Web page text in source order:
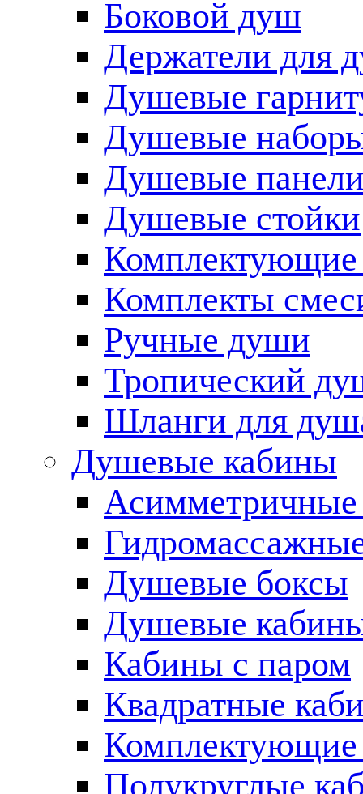
Боковой душ
Держатели для
Душевые
Душевые
Душевые
Душевые стойки
Комплекты
Ручные души
Тропический
Шланги для
Душевые кабины
Душевые боксы
Душевые
Кабины с паром
Квадратные
Комплектующие
Полукруглые